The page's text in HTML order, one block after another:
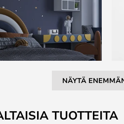
NÄYTÄ
TUOTTEITA